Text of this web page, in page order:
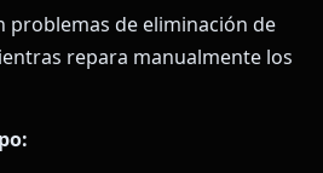
problemas de eliminación de
repara manualmente los